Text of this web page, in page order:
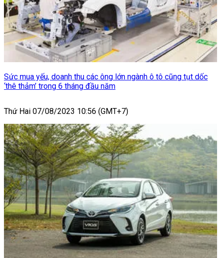
Sức mua yếu, doanh thu các ông lớn ngành ô tô cũng tụt dốc
‘thê thảm’ trong 6 tháng đầu năm
Thứ Hai 07/08/2023 10:56 (GMT+7)